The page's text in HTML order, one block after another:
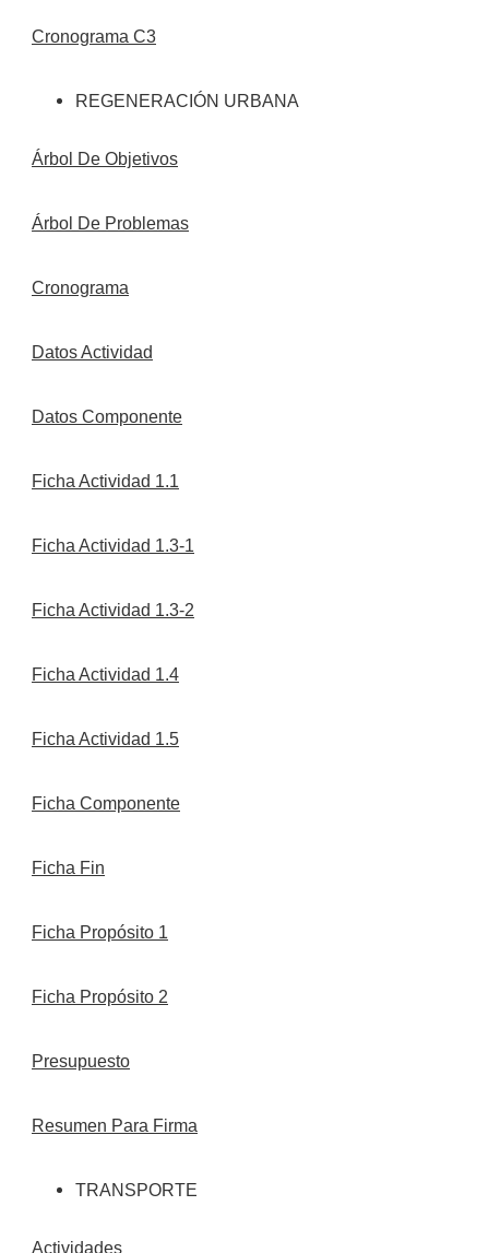
Cronograma C3
REGENERACIÓN URBANA
Árbol De Objetivos
Árbol De Problemas
Cronograma
Datos Actividad
Datos Componente
Ficha Actividad 1.1
Ficha Actividad 1.3-1
Ficha Actividad 1.3-2
Ficha Actividad 1.4
Ficha Actividad 1.5
Ficha Componente
Ficha Fin
Ficha Propósito 1
Ficha Propósito 2
Presupuesto
Resumen Para Firma
TRANSPORTE
Actividades